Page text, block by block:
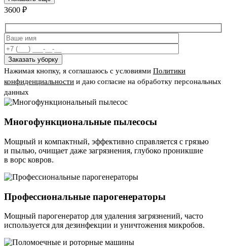
3600 ₽
Нажимая кнопку, я соглашаюсь с условиями Политики
конфиденциальности и даю согласие на обработку персональных
данных
Многофункциональные пылесосы
Мощный и компактный, эффективно справляется с грязью
и пылью, очищает даже загрязнения, глубоко проникшие
в ворс ковров.
Профессиональные парогенераторы
Мощный парогенератор для удаления загрязнений, часто
используется для дезинфекции и уничтожения микробов.